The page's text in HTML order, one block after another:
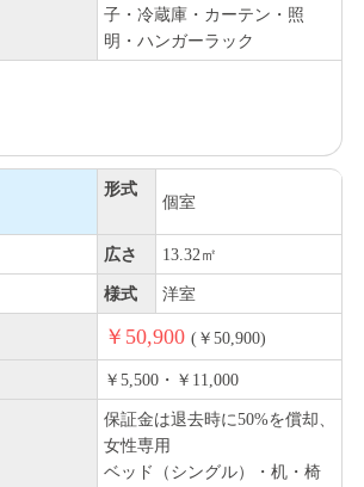
子・冷蔵庫・カーテン・照
明・ハンガーラック
形式
個室
広さ 13.32㎡
様式 洋室
￥50,900 (￥50,900)
￥5,500・￥11,000
保証金は退去時に50%を償却、
女性専用
ベッド（シングル）・机・椅